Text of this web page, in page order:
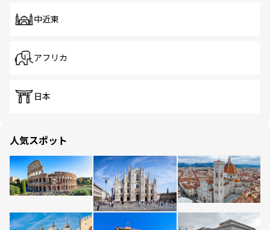
中近東
アフリカ
日本
人気スポット